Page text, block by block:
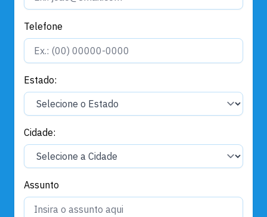
Telefone
Estado:
Cidade:
Assunto